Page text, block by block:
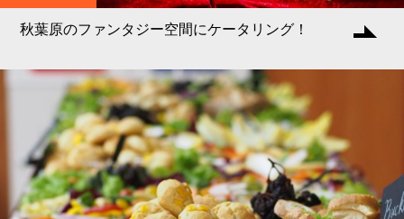
秋葉原のファンタジー空間にケータリング！